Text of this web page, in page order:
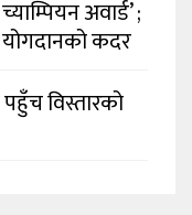
अवार्ड’ ;
कदर
पहुँच विस्तारको